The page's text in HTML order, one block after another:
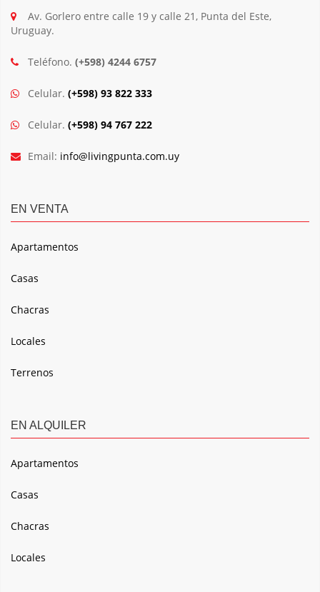
Av. Gorlero entre calle 19 y calle 21, Punta del Este,
Uruguay.
Teléfono. (+598) 4244 6757
Celular. (+598) 93 822 333
Celular. (+598) 94 767 222
Email: info@livingpunta.com.uy
EN VENTA
Apartamentos
Casas
Chacras
Locales
Terrenos
EN ALQUILER
Apartamentos
Casas
Chacras
Locales